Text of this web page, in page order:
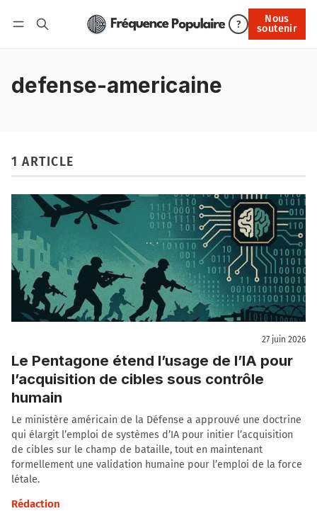
?
Nous
soutenir
Nous soutenir
defense-americaine
1 ARTICLE
27 juin 2026
Le Pentagone étend l’usage de l’IA pour
l’acquisition de cibles sous contrôle
humain
Le ministère américain de la Défense a approuvé une doctrine
qui élargit l’emploi de systèmes d’IA pour initier l’acquisition
de cibles sur le champ de bataille, tout en maintenant
formellement une validation humaine pour l’emploi de la force
létale.
Rédaction